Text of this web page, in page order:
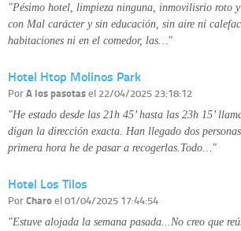
"Pésimo hotel, limpieza ninguna, inmovilisrio roto
con Mal carácter y sin educación, sin aire ni
habitaciones ni en el comedor, las…"
Hotel Htop Molinos Park
PorA los pasotasel 22/04/2025 23:18:12
"He estado desde las 21h 45’ hasta las 23h 15’
digan la dirección exacta. Han llegado dos
primera hora he de pasar a recogerlas.Todo…"
Hotel Los Tilos
PorCharoel 01/04/2025 17:44:54
"Estuve alojada la semana pasada...No creo que